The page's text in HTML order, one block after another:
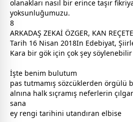
olanakları nasıl bir erince taşır
yoksunluğumuzu.
8
ARKADAŞ ZEKAİ ÖZGER, KAN
Tarih 16 Nisan 2018In Edebiyat,
Kara bir gök için çok şey
İşte benim bulutum
pas tutmamış sözcüklerden örgülü
alnına halk sıçramış neferlerin
sana
ey rengi tarihini utandıran elbise